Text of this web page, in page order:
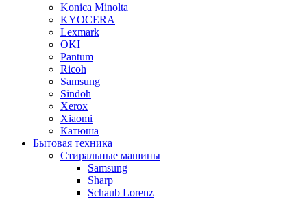
Konica Minolta
KYOCERA
Lexmark
OKI
Pantum
Ricoh
Samsung
Sindoh
Xerox
Xiaomi
Катюша
Бытовая техника
Стиральные машины
Samsung
Sharp
Schaub Lorenz